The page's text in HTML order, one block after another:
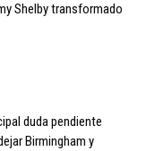
Shelby transformado
duda pendiente
Birmingham y